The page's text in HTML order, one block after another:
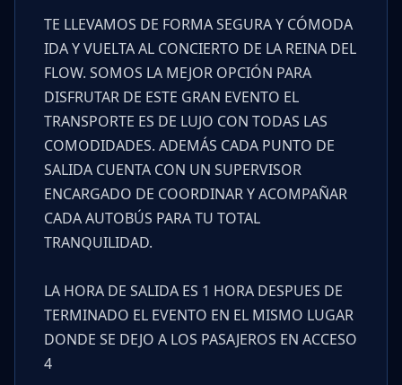
TE LLEVAMOS DE FORMA SEGURA Y CÓMODA
IDA Y VUELTA AL CONCIERTO DE LA REINA DEL
FLOW. SOMOS LA MEJOR OPCIÓN PARA
DISFRUTAR DE ESTE GRAN EVENTO EL
TRANSPORTE ES DE LUJO CON TODAS LAS
COMODIDADES. ADEMÁS CADA PUNTO DE
SALIDA CUENTA CON UN SUPERVISOR
ENCARGADO DE COORDINAR Y ACOMPAÑAR
CADA AUTOBÚS PARA TU TOTAL
TRANQUILIDAD.
LA HORA DE SALIDA ES 1 HORA DESPUES DE
TERMINADO EL EVENTO EN EL MISMO LUGAR
DONDE SE DEJO A LOS PASAJEROS EN ACCESO
4